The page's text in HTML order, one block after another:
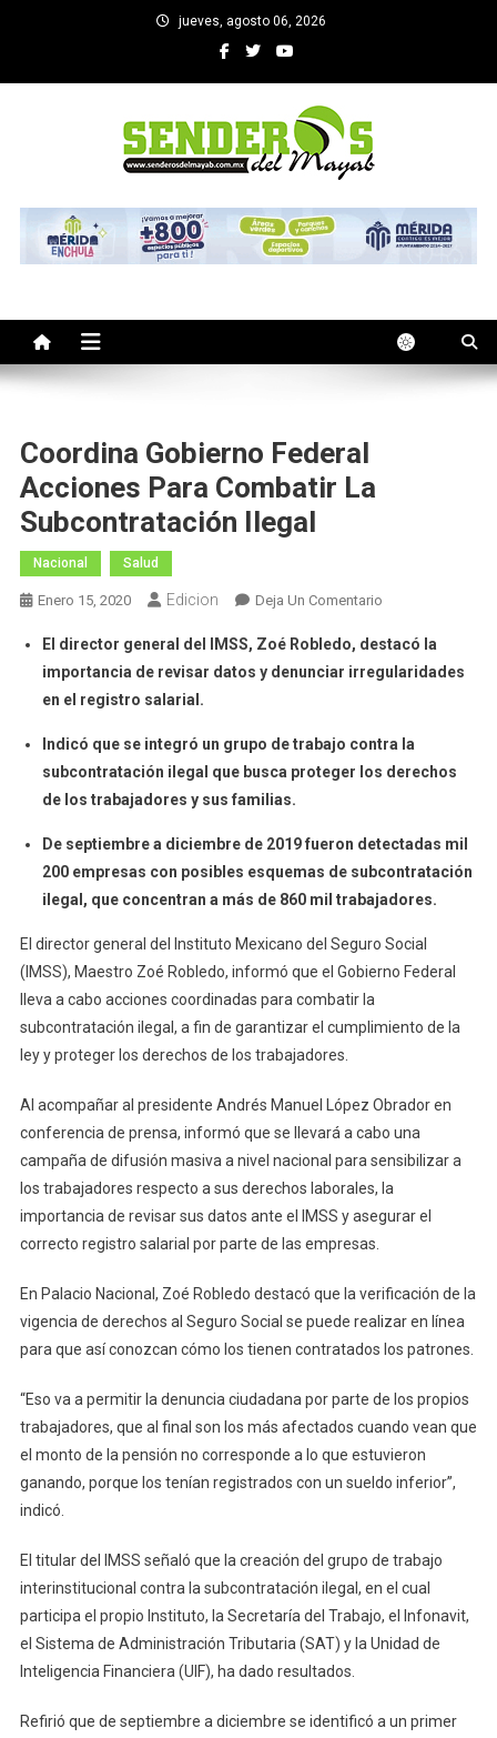
jueves, agosto 06, 2026
SENDEROS DEL MAYAB
Coordina Gobierno Federal
Acciones Para Combatir La
Subcontratación Ilegal
Nacional Salud
Enero 15, 2020 Edicion Deja Un ComentarioEn
Gobierno
Federal
Combatir
La
El director general del IMSS, Zoé Robledo, destacó la
importancia de revisar datos y denunciar irregularidades
en el registro salarial.
Indicó que se integró un grupo de trabajo contra la
subcontratación ilegal que busca proteger los derechos
de los trabajadores y sus familias.
De septiembre a diciembre de 2019 fueron detectadas mil
200 empresas con posibles esquemas de subcontratación
ilegal, que concentran a más de 860 mil trabajadores.
El director general del Instituto Mexicano del Seguro Social
(IMSS), Maestro Zoé Robledo, informó que el Gobierno Federal
lleva a cabo acciones coordinadas para combatir la
subcontratación ilegal, a fin de garantizar el cumplimiento de la
ley y proteger los derechos de los trabajadores.
Al acompañar al presidente Andrés Manuel López Obrador en
conferencia de prensa, informó que se llevará a cabo una
campaña de difusión masiva a nivel nacional para sensibilizar a
los trabajadores respecto a sus derechos laborales, la
importancia de revisar sus datos ante el IMSS y asegurar el
correcto registro salarial por parte de las empresas.
En Palacio Nacional, Zoé Robledo destacó que la verificación de la
vigencia de derechos al Seguro Social se puede realizar en línea
para que así conozcan cómo los tienen contratados los patrones.
“Eso va a permitir la denuncia ciudadana por parte de los propios
trabajadores, que al final son los más afectados cuando vean que
el monto de la pensión no corresponde a lo que estuvieron
ganando, porque los tenían registrados con un sueldo inferior”,
indicó.
El titular del IMSS señaló que la creación del grupo de trabajo
interinstitucional contra la subcontratación ilegal, en el cual
participa el propio Instituto, la Secretaría del Trabajo, el Infonavit,
el Sistema de Administración Tributaria (SAT) y la Unidad de
Inteligencia Financiera (UIF), ha dado resultados.
Refirió que de septiembre a diciembre se identificó a un primer